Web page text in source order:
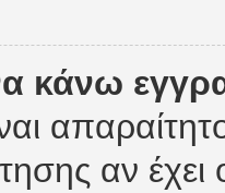
κάνω
αν έχει